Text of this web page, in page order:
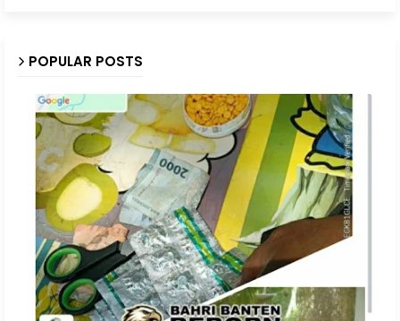
POPULAR POSTS